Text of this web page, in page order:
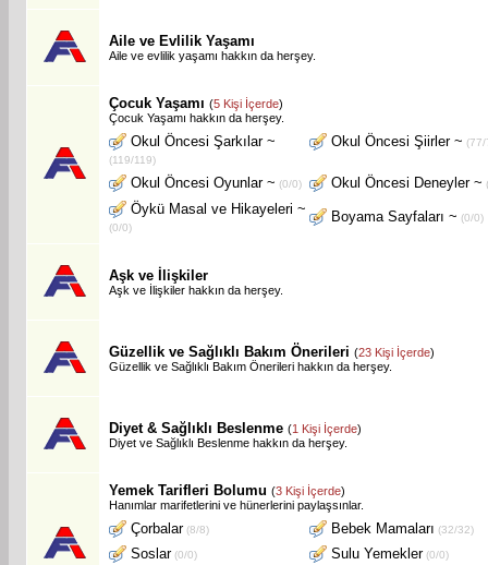
Aile ve Evlilik Yaşamı
Aile ve evlilik yaşamı hakkın da herşey.
Çocuk Yaşamı (5 Kişi İçerde)
Çocuk Yaşamı hakkın da herşey.
Okul Öncesi Şarkılar ~
(119/119)
Okul Öncesi Şiirler ~ (77/
Okul Öncesi Oyunlar ~ (0/0) Okul Öncesi Deneyler ~
Öykü Masal ve Hikayeleri ~
(0/0)
Boyama Sayfaları ~ (0/0)
Aşk ve İlişkiler
Aşk ve İlişkiler hakkın da herşey.
Güzellik ve Sağlıklı Bakım Önerileri (23 Kişi İçerde)
Güzellik ve Sağlıklı Bakım Önerileri hakkın da herşey.
Diyet & Sağlıklı Beslenme (1 Kişi İçerde)
Diyet ve Sağlıklı Beslenme hakkın da herşey.
Yemek Tarifleri Bolumu (3 Kişi İçerde)
Hanımlar marifetlerini ve hünerlerini paylaşsınlar.
Çorbalar(8/8) Bebek Mamaları (32/32)
Soslar(0/0) Sulu Yemekler(0/0)